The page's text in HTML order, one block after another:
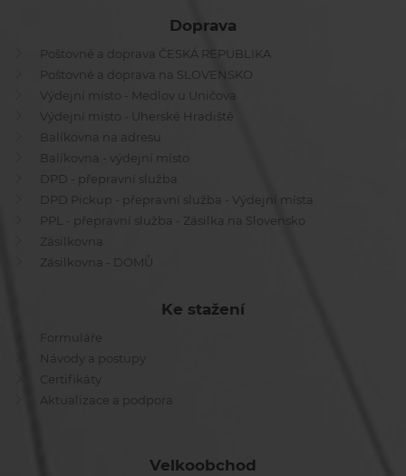
Doprava
Poštovné a doprava ČESKÁ REPUBLIKA
Poštovné a doprava na SLOVENSKO
Výdejní místo - Medlov u Uničova
Výdejní místo - Uherské Hradiště
Balíkovna na adresu
Balíkovna - výdejní místo
DPD - přepravní služba
DPD Pickup - přepravní služba - Výdejní místa
PPL - přepravní služba - Zásilka na Slovensko
Zásilkovna
Zásilkovna - DOMŮ
Ke stažení
Formuláře
Návody a postupy
Certifikáty
Aktualizace a podpora
Velkoobchod